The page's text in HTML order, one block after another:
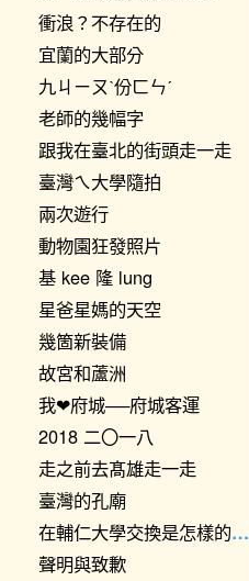
衝浪？不存在的
宜蘭的大部分
九ㄐㄧㄡˋ份ㄈㄣˊ
老師的幾幅字
跟我在臺北的街頭走一走
臺灣ㄟ大學隨拍
兩次遊行
動物園狂發照片
基 kee 隆 lung
星爸星媽的天空
幾箇新裝備
故宮和蘆洲
我❤府城──府城客運
2018 二〇一八
走之前去髙雄走一走
臺灣的孔廟
在輔仁大學交換是怎樣的體驗？
聲明與致歉